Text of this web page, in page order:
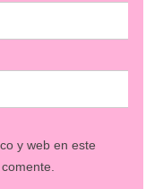
y web en este